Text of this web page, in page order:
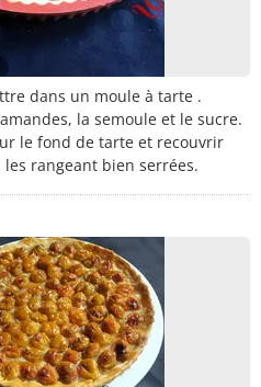
dans un moule à tarte .
la semoule et le sucre.
le fond de tarte et recouvrir
rangeant bien serrées.